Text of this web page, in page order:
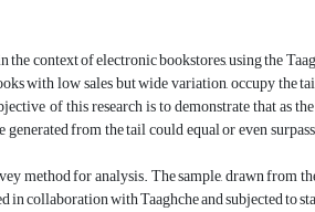
context of electronic bookstores, using the
with low sales but wide variation, occupy
of this research is to demonstrate that as
from the tail could equal or even
method for analysis. The sample, drawn from
collaboration with Taaghche and subjected to